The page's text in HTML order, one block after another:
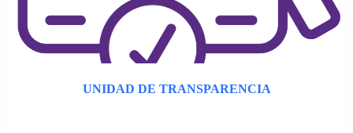
UNIDAD DE TRANSPARENCIA